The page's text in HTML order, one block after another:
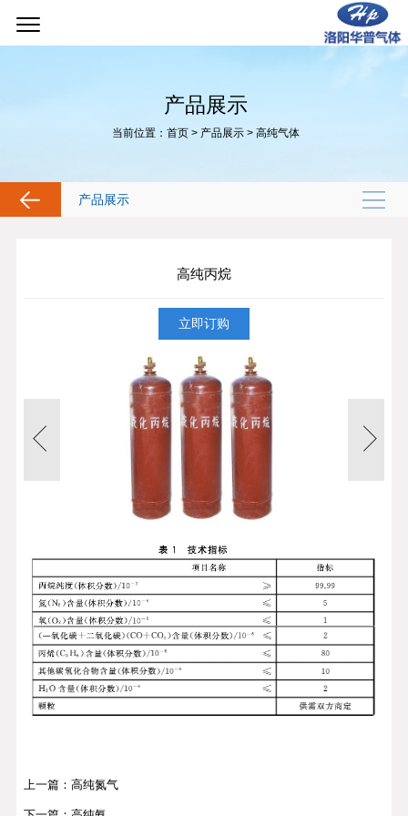
产品展示
当前位置：首页 > 产品展示 >高纯气体
产品展示
高纯丙烷
立即订购
上一篇：高纯氮气